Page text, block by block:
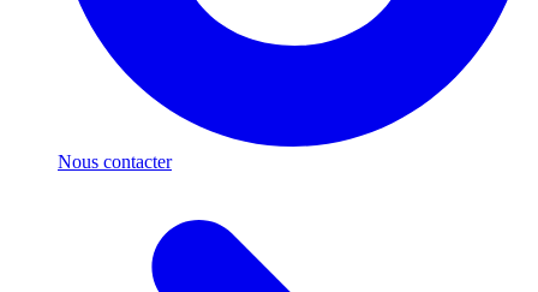
Nous contacter